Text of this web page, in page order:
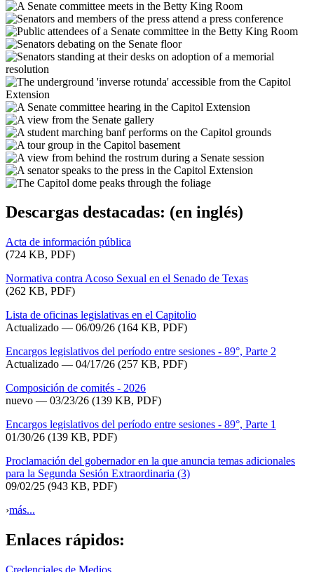
Descargas destacadas: (en inglés)
Acta de información pública
(724 KB, PDF)
Normativa contra Acoso Sexual en el Senado de Texas
(262 KB, PDF)
Lista de oficinas legislativas en el Capitolio
Actualizado — 06/09/26 (164 KB, PDF)
Encargos legislativos del período entre sesiones - 89°, Parte 2
Actualizado — 04/17/26 (257 KB, PDF)
Composición de comités - 2026
nuevo — 03/23/26 (139 KB, PDF)
Encargos legislativos del período entre sesiones - 89°, Parte 1
01/30/26 (139 KB, PDF)
Proclamación del gobernador en la que anuncia temas adicionales
para la Segunda Sesión Extraordinaria (3)
09/02/25 (943 KB, PDF)
›más...
Enlaces rápidos: